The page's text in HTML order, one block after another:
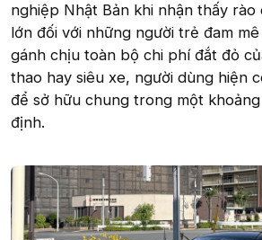
nghiệp Nhật Bản khi nhận thấy rào
lớn đối với những người trẻ đam
gánh chịu toàn bộ chi phí đắt đỏ
thao hay siêu xe, người dùng hiện
để sở hữu chung trong một
định.